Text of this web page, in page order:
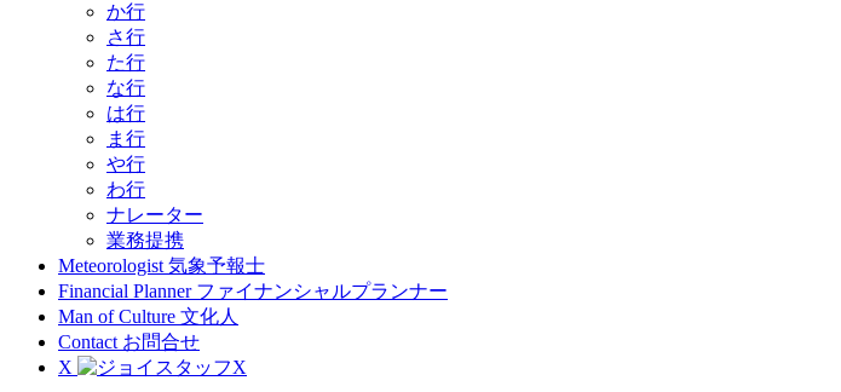
か行
さ行
た行
な行
は行
ま行
や行
わ行
ナレーター
業務提携
Meteorologist 気象予報士
Financial Planner ファイナンシャルプランナー
Man of Culture 文化人
Contact お問合せ
X